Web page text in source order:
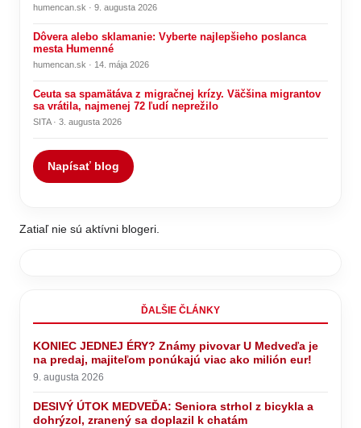
humencan.sk · 9. augusta 2026
Dôvera alebo sklamanie: Vyberte najlepšieho poslanca
mesta Humenné
humencan.sk · 14. mája 2026
Ceuta sa spamätáva z migračnej krízy. Väčšina migrantov
sa vrátila, najmenej 72 ľudí neprežilo
SITA · 3. augusta 2026
Napísať blog
Zatiaľ nie sú aktívni blogeri.
ĎALŠIE ČLÁNKY
KONIEC JEDNEJ ÉRY? Známy pivovar U Medveďa je
na predaj, majiteľom ponúkajú viac ako milión eur!
9. augusta 2026
DESIVÝ ÚTOK MEDVEĎA: Seniora strhol z bicykla a
dohrýzol, zranený sa doplazil k chatám